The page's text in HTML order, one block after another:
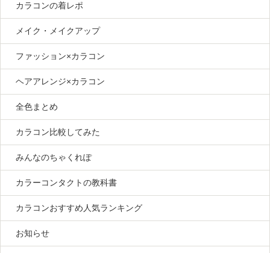
カラコンの着レポ
メイク・メイクアップ
ファッション×カラコン
ヘアアレンジ×カラコン
全色まとめ
カラコン比較してみた
みんなのちゃくれぽ
カラーコンタクトの教科書
カラコンおすすめ人気ランキング
お知らせ